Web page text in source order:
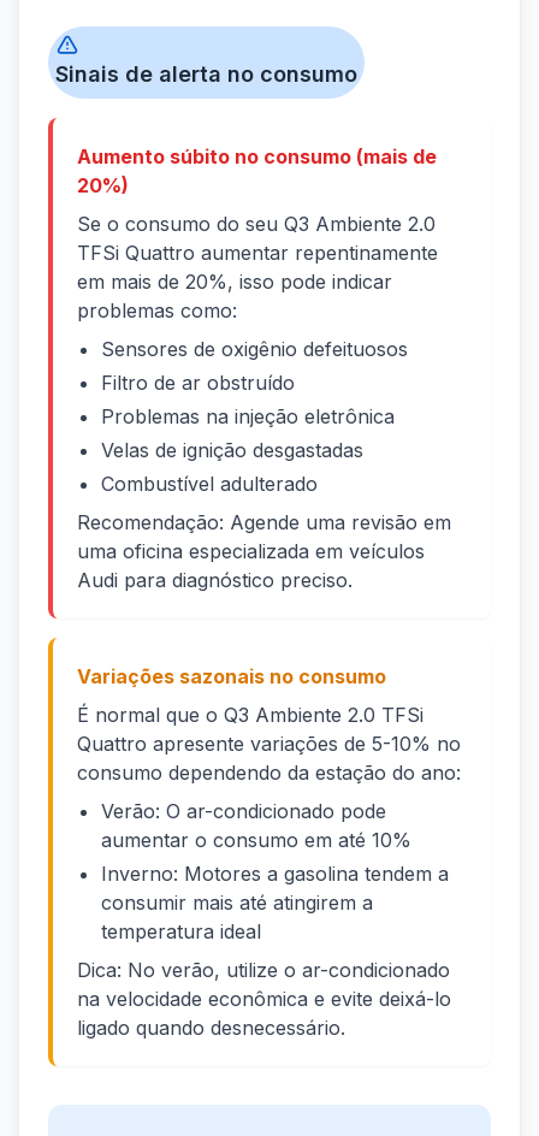
Sinais de alerta no consumo
Aumento súbito no consumo (mais de
20%)
Se o consumo do seu Q3 Ambiente 2.0
TFSi Quattro aumentar repentinamente
em mais de 20%, isso pode indicar
problemas como:
Sensores de oxigênio defeituosos
Filtro de ar obstruído
Problemas na injeção eletrônica
Velas de ignição desgastadas
Combustível adulterado
Recomendação: Agende uma revisão em
uma oficina especializada em veículos
Audi para diagnóstico preciso.
Variações sazonais no consumo
É normal que o Q3 Ambiente 2.0 TFSi
Quattro apresente variações de 5-10% no
consumo dependendo da estação do ano:
Verão: O ar-condicionado pode
aumentar o consumo em até 10%
Inverno: Motores a gasolina tendem a
consumir mais até atingirem a
temperatura ideal
Dica: No verão, utilize o ar-condicionado
na velocidade econômica e evite deixá-lo
ligado quando desnecessário.